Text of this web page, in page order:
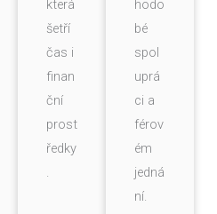
která
šetří
čas i
finan
ční
prost
ředky
.
hodo
bé
spol
uprá
ci a
férov
ém
jedná
ní.